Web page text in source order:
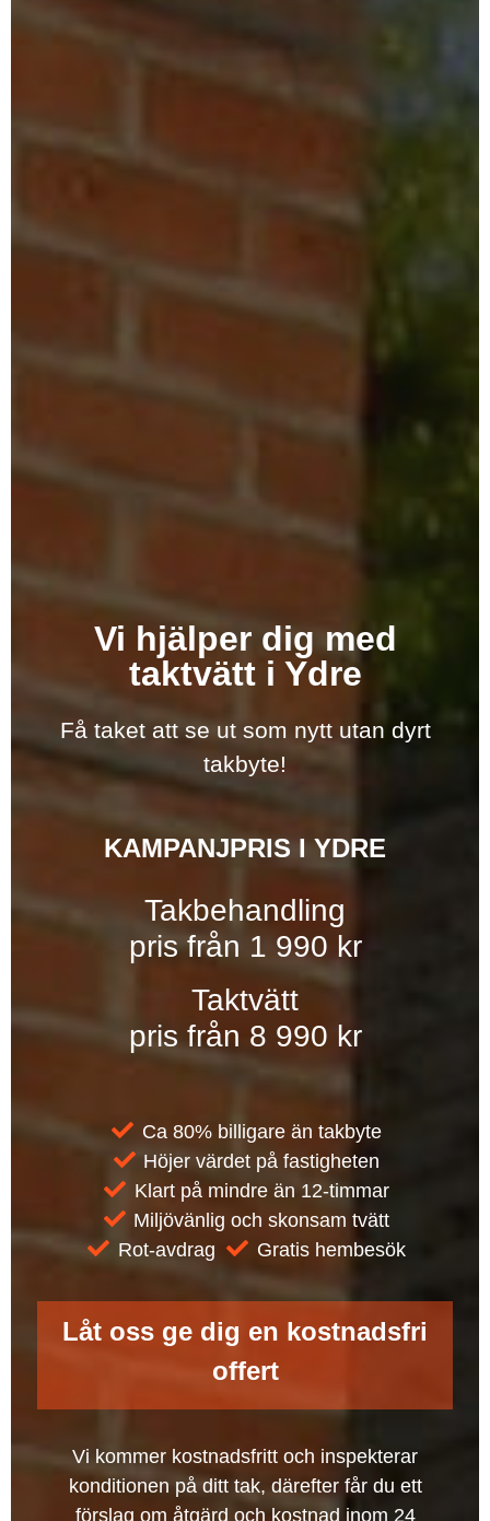
Vi hjälper dig med
taktvätt i Ydre
Få taket att se ut som nytt utan dyrt
takbyte!
KAMPANJPRIS I YDRE
Takbehandling
pris från 1 990 kr
Taktvätt
pris från 8 990 kr
Ca 80% billigare än takbyte
Höjer värdet på fastigheten
Klart på mindre än 12-timmar
Miljövänlig och skonsam tvätt
Rot-avdrag
Gratis hembesök
Låt oss ge dig en kostnadsfri
offert
Vi kommer kostnadsfritt och inspekterar
konditionen på ditt tak, därefter får du ett
förslag om åtgärd och kostnad inom 24